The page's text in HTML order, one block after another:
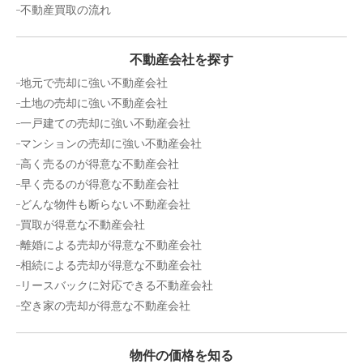
不動産買取の流れ
不動産会社を探す
地元で売却に強い不動産会社
土地の売却に強い不動産会社
一戸建ての売却に強い不動産会社
マンションの売却に強い不動産会社
高く売るのが得意な不動産会社
早く売るのが得意な不動産会社
どんな物件も断らない不動産会社
買取が得意な不動産会社
離婚による売却が得意な不動産会社
相続による売却が得意な不動産会社
リースバックに対応できる不動産会社
空き家の売却が得意な不動産会社
物件の価格を知る